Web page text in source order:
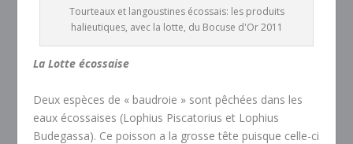
Tourteaux et langoustines écossais: les produits
halieutiques, avec la lotte, du Bocuse d'Or 2011
La Lotte écossaise
Deux espèces de « baudroie » sont pêchées dans les
eaux écossaises (Lophius Piscatorius et Lophius
Budegassa). Ce poisson a la grosse tête puisque celle-ci